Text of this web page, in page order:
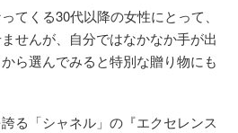
てくる30代以降の女性にとって、
せんが、自分ではなかなか手が出
ら選んでみると特別な贈り物にも
る「シャネル」の『エクセレンス